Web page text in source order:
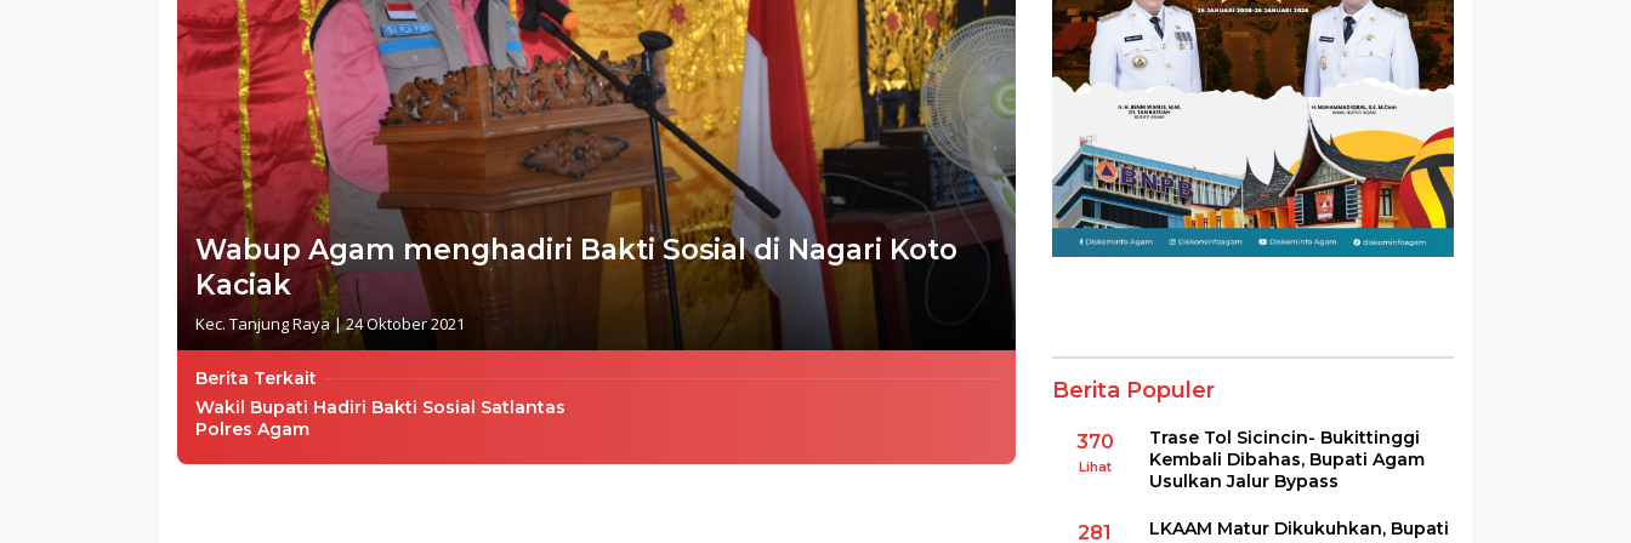
Wabup Agam menghadiri Bakti Sosial di Nagari Koto
Kaciak
Kec. Tanjung Raya|24 Oktober 2021
Berita Terkait
Wakil Bupati Hadiri Bakti Sosial Satlantas
Polres Agam
Berita Populer
370
Lihat
Trase Tol Sicincin- Bukittinggi
Kembali Dibahas, Bupati Agam
Usulkan Jalur Bypass
281
LKAAM Matur Dikukuhkan, Bupati